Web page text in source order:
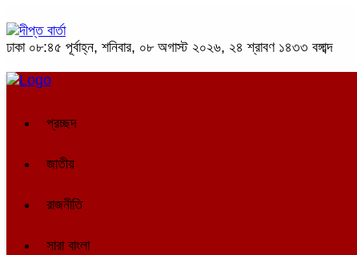
ঢাকা ০৮:৪৫ পূর্বাহ্ন, শনিবার, ০৮ অগাস্ট ২০২৬, ২৪ শ্রাবণ ১৪৩৩ বঙ্গাব্দ
প্রচ্ছদ
জাতীয়
রাজনীতি
সারা বাংলা